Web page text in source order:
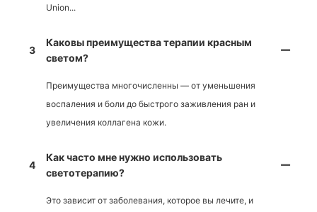
Union...
3
Каковы преимущества терапии красным
светом?
Преимущества многочисленны — от уменьшения
воспаления и боли до быстрого заживления ран и
увеличения коллагена кожи.
4
Как часто мне нужно использовать
светотерапию?
Это зависит от заболевания, которое вы лечите, и